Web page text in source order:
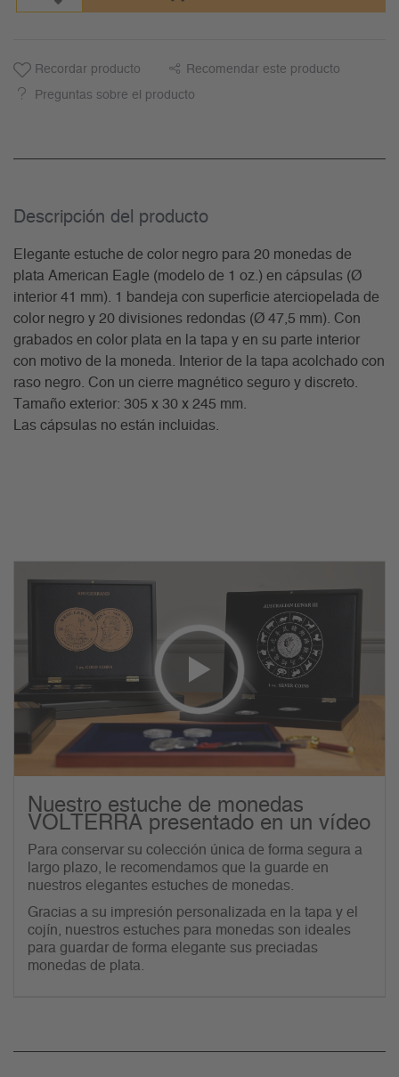
Recordar producto Recomendar este producto
Preguntas sobre el producto
Descripción del producto
Elegante estuche de color negro para 20 monedas de
plata American Eagle (modelo de 1 oz.) en cápsulas (Ø
interior 41 mm). 1 bandeja con superficie aterciopelada de
color negro y 20 divisiones redondas (Ø 47,5 mm). Con
grabados en color plata en la tapa y en su parte interior
con motivo de la moneda. Interior de la tapa acolchado con
raso negro. Con un cierre magnético seguro y discreto.
Tamaño exterior: 305 x 30 x 245 mm.
Las cápsulas no están incluidas.
Nuestro estuche de monedas
VOLTERRA presentado en un vídeo
Para conservar su colección única de forma segura a
largo plazo, le recomendamos que la guarde en
nuestros elegantes estuches de monedas.
Gracias a su impresión personalizada en la tapa y el
cojín, nuestros estuches para monedas son ideales
para guardar de forma elegante sus preciadas
monedas de plata.